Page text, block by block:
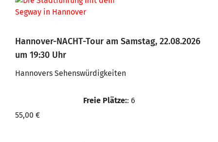
Hannover-NACHT-Tour am Samstag, 22.08.2026
um 19:30 Uhr
Hannovers Sehenswürdigkeiten
Freie Plätze:: 6
55,00 €